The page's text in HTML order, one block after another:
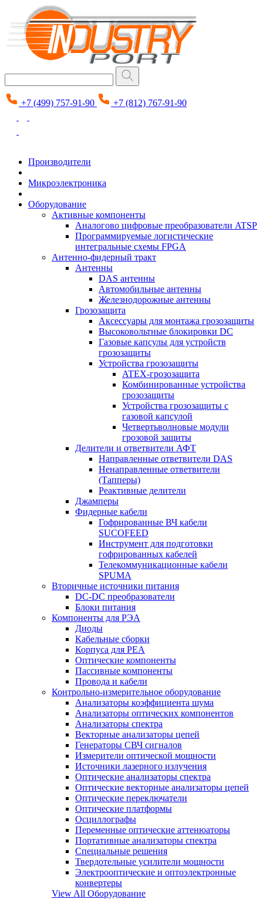
+7 (499) 757-91-90 +7 (812) 767-91-90
Производители
Микроэлектроника
Оборудование
Активные компоненты
Аналогово цифровые преобразователи ATSP
Программируемые логистические
интегральные схемы FPGA
Антенно-фидерный тракт
Антенны
DAS антенны
Автомобильные антенны
Железнодорожные антенны
Грозозащита
Аксессуары для монтажа грозозащиты
Высоковольтные блокировки DC
Газовые капсулы для устройств
грозозащиты
Устройства грозозащиты
ATEX-грозозащита
Комбинированные устройства
грозозащиты
Устройства грозозащиты с
газовой капсулой
Четвертьволновые модули
грозовой защиты
Делители и ответвители АФТ
Направленные ответвители DAS
Ненаправленные ответвители
(Тапперы)
Реактивные делители
Джамперы
Фидерные кабели
Гофрированные ВЧ кабели
SUCOFEED
Инструмент для подготовки
гофрированных кабелей
Телекоммуникационные кабели
SPUMA
Вторичные источники питания
DC-DC преобразователи
Блоки питания
Компоненты для РЭА
Диоды
Кабельные сборки
Корпуса для РЕА
Оптические компоненты
Пассивные компоненты
Провода и кабели
Контрольно-измерительное оборудование
Анализаторы коэффициента шума
Анализаторы оптических компонентов
Анализаторы спектра
Векторные анализаторы цепей
Генераторы СВЧ сигналов
Измерители оптической мощности
Источники лазерного излучения
Оптические анализаторы спектра
Оптические векторные анализаторы цепей
Оптические переключатели
Оптические платформы
Осциллографы
Переменные оптические аттенюаторы
Портативные анализаторы спектра
Специальные решения
Твердотельные усилители мощности
Электрооптические и оптоэлектронные
конвертеры
View All Оборудование